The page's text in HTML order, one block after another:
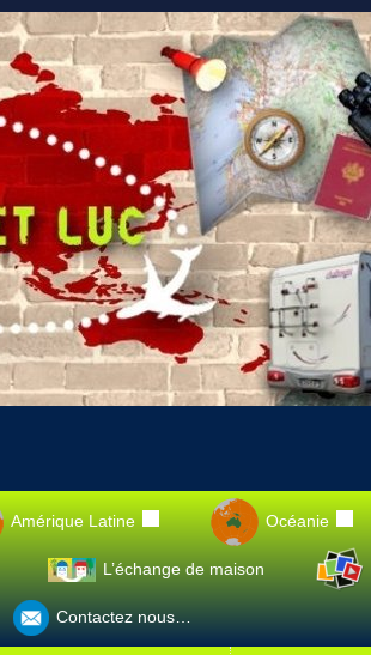
Amérique Latine Océanie
L’échange de maison
Contactez nous…